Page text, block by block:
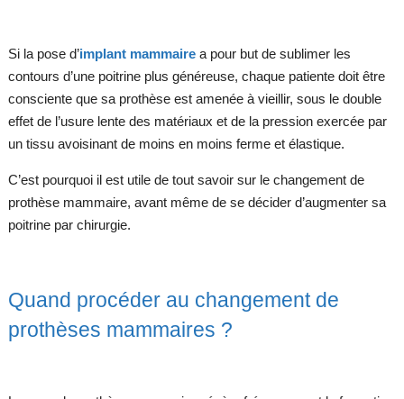
Si la pose d’implant mammairea pour but de sublimer les
contours d’une poitrine plus généreuse, chaque patiente doit être
consciente que sa prothèse est amenée à vieillir, sous le double
effet de l’usure lente des matériaux et de la pression exercée par
un tissu avoisinant de moins en moins ferme et élastique.
C’est pourquoi il est utile de tout savoir sur le changement de
prothèse mammaire, avant même de se décider d’augmenter sa
poitrine par chirurgie.
Quand procéder au changement de
prothèses mammaires ?